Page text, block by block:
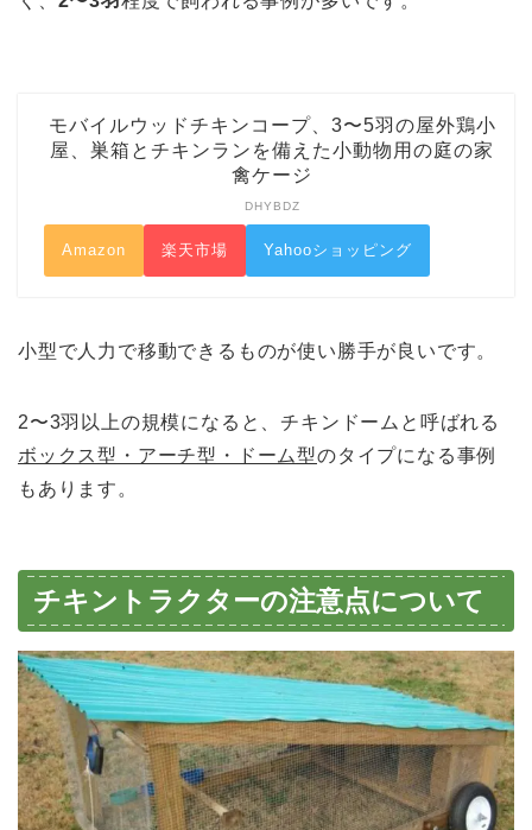
モバイルウッドチキンコープ、3〜5羽の屋外鶏小
屋、巣箱とチキンランを備えた小動物用の庭の家
禽ケージ
DHYBDZ
Amazon 楽天市場 Yahooショッピング
小型で人力で移動できるものが使い勝手が良いです。
2〜3羽以上の規模になると、チキンドームと呼ばれる
ボックス型・アーチ型・ドーム型のタイプになる事例
もあります。
チキントラクターの注意点について